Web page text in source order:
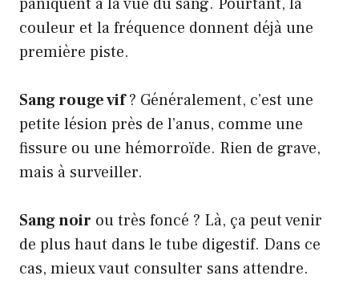
couleur et la fréquence donnent déjà une
première piste.
Sang rouge vif? Généralement, c’est une
petite lésion près de l’anus, comme une
fissure ou une hémorroïde. Rien de grave,
mais à surveiller.
Sang noir ou très foncé ? Là, ça peut venir
de plus haut dans le tube digestif. Dans ce
cas, mieux vaut consulter sans attendre.